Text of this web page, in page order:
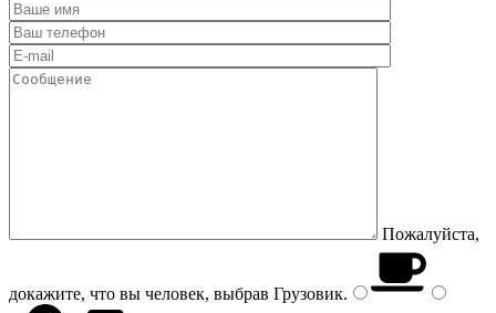
Пожалуйста,
докажите, что вы человек, выбрав Грузовик.